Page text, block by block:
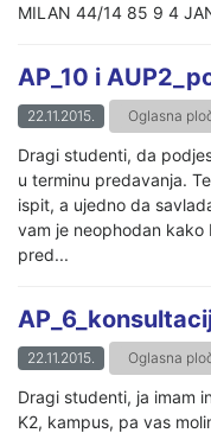
MILAN 44/14 85 9 4
AP_10 i
22.11.2015. Oglasna
Dragi studenti, da
u terminu predavanja.
ispit, a ujedno da
vam je neophodan
pred...
22.11.2015. Oglasna
Dragi studenti, ja imam
K2, kampus, pa vas